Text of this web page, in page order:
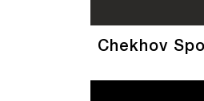
Chekhov